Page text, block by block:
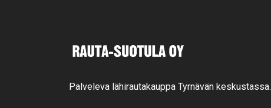
Palveleva lähirautakauppa Tyrnävän keskustassa.